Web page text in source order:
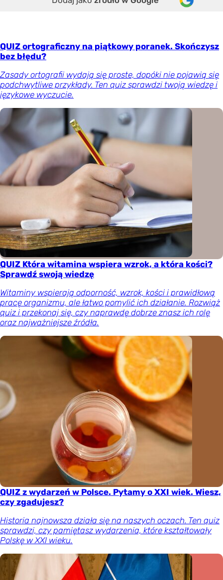
QUIZ ortograficzny na piątkowy poranek. Skończysz
bez błędu?
Zasady ortografii wydają się proste, dopóki nie pojawią się
podchwytliwe przykłady. Ten quiz sprawdzi twoją wiedzę i
językowe wyczucie.
QUIZ Która witamina wspiera wzrok, a która kości?
Sprawdź swoją wiedzę
Witaminy wspierają odporność, wzrok, kości i prawidłową
pracę organizmu, ale łatwo pomylić ich działanie. Rozwiąż
quiz i przekonaj się, czy naprawdę dobrze znasz ich rolę
oraz najważniejsze źródła.
QUIZ z wydarzeń w Polsce. Pytamy o XXI wiek. Wiesz,
czy zgadujesz?
Historia najnowsza działa się na naszych oczach. Ten quiz
sprawdzi, czy pamiętasz wydarzenia, które kształtowały
Polskę w XXI wieku.